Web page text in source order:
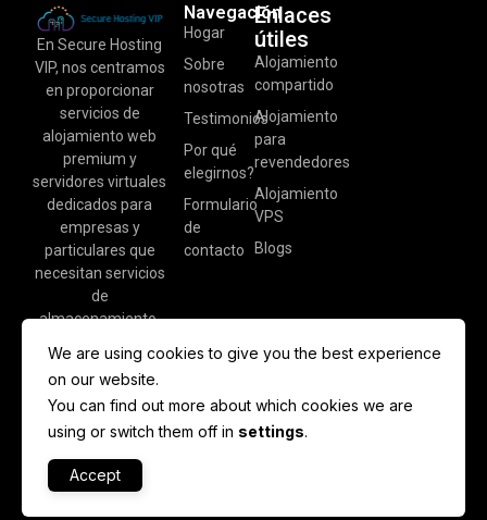
En Secure Hosting
VIP, nos centramos
en proporcionar
servicios de
alojamiento web
premium y
servidores virtuales
dedicados para
empresas y
particulares que
necesitan servicios
de
almacenamiento.
Navegación
Hogar
Sobre
nosotras
Testimonios
Por qué
elegirnos?
Formulario
de
contacto
Enlaces
útiles
Alojamiento
compartido
Alojamiento
para
revendedores
Alojamiento
VPS
Blogs
We are using cookies to give you the best experience
on our website.
You can find out more about which cookies we are
using or switch them off in settings.
Accept